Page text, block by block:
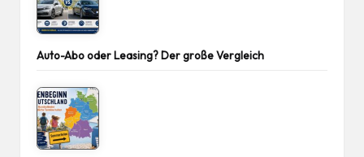
Auto-Abo oder Leasing? Der große Vergleich